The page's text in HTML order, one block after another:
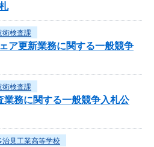
術検査課
ア更新業務に関する一般競争
術検査課
業務に関する一般競争入札公
治見工業高等学校